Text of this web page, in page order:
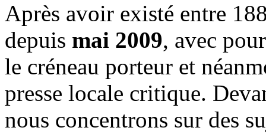
Après avoir existé entre
depuis mai 2009, avec
le créneau porteur et
presse locale critique.
nous concentrons sur des